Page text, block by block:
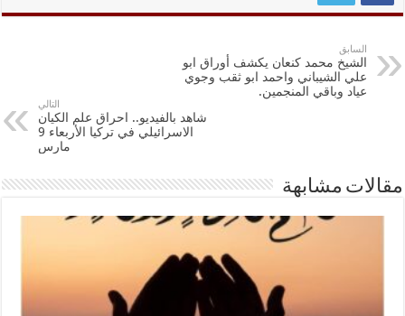
السابق
الشيخ محمد كنعان يكشف أوراق ابو
علي الشيباني واحمد ابو ثقب وجوي
عياد وباقي المنجمين.
التالي
شاهد بالفيديو.. احراق علم الكيان
الاسرائيلي في تركيا الأربعاء 9
مارس
مقالات مشابهة